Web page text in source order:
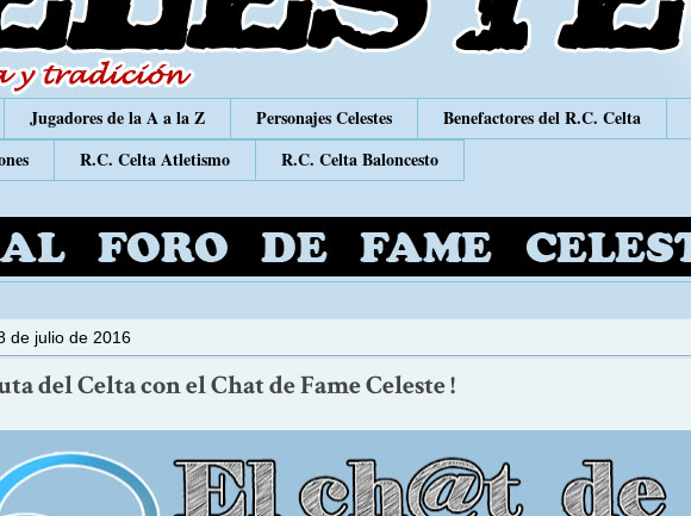
Jugadores de la A a la Z Personajes Celestes Benefactores del R.C. Celta
R.C. Celta Atletismo R.C. Celta Baloncesto
de julio de 2016
del Celta con el Chat de Fame Celeste !